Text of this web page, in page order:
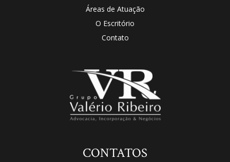
Áreas de Atuação
O Escritório
Contato
CONTATOS